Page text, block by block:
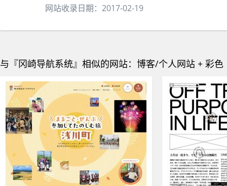
网站收录日期：2017-02-19
与『冈崎导航系统』相似的网站：博客/个人网站 + 彩色